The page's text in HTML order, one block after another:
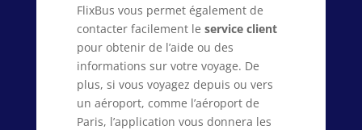
FlixBus vous permet également de
contacter facilement le service client
pour obtenir de l’aide ou des
informations sur votre voyage. De
plus, si vous voyagez depuis ou vers
un aéroport, comme l’aéroport de
Paris, l’application vous donnera les